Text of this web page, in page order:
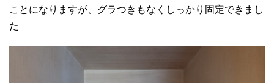
ことになりますが、グラつきもなくしっかり固定できまし
た